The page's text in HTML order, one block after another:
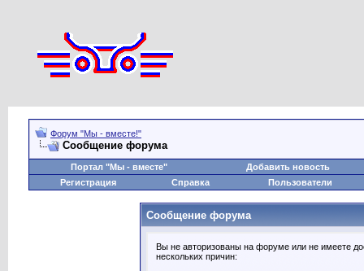
Форум "Мы - вместе!"
Сообщение форума
Портал "Мы - вместе"
Добавить новость
Регистрация
Справка Пользователи
Сообщение форума
Вы не авторизованы на форуме или не имеете
нескольких причин: